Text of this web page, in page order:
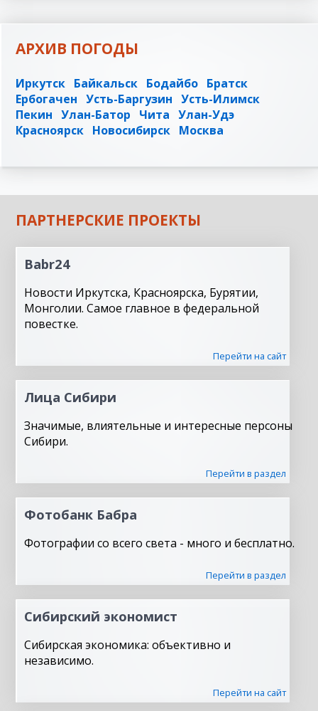
АРХИВ ПОГОДЫ
Иркутск Байкальск Бодайбо Братск
Ербогачен Усть-Баргузин Усть-Илимск
Пекин Улан-Батор Чита Улан-Удэ
Красноярск Новосибирск Москва
ПАРТНЕРСКИЕ ПРОЕКТЫ
Babr24
Новости Иркутска, Красноярска, Бурятии,
Монголии. Самое главное в федеральной
повестке.
Перейти на сайт
Лица Сибири
Значимые, влиятельные и интересные персоны
Сибири.
Перейти в раздел
Фотобанк Бабра
Фотографии со всего света - много и бесплатно.
Перейти в раздел
Сибирский экономист
Сибирская экономика: объективно и
независимо.
Перейти на сайт